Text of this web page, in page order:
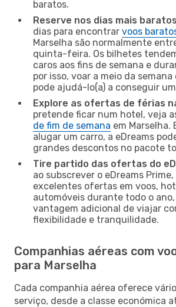
baratos.
Reserve nos dias mais baratos
dias para encontrar voos
Marselha são normalmente
quinta-feira. Os bilhetes
caros aos fins de semana e
por isso, voar a meio da
pode ajudá-lo(a) a conseguir
Explore as ofertas de férias
pretende ficar num hotel, veja
de fim de semana em Marselha.
alugar um carro, a eDreams
grandes descontos no pacote
Tire partido das ofertas do
ao subscrever o eDreams
excelentes ofertas em voos,
automóveis durante todo o ano,
vantagem adicional de viajar
flexibilidade e tranquilidade.
Companhias aéreas com
para Marselha
Cada companhia aérea oferece
serviço, desde a classe económica